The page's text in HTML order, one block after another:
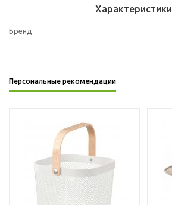
Характеристики
Бренд
Персональные рекомендации